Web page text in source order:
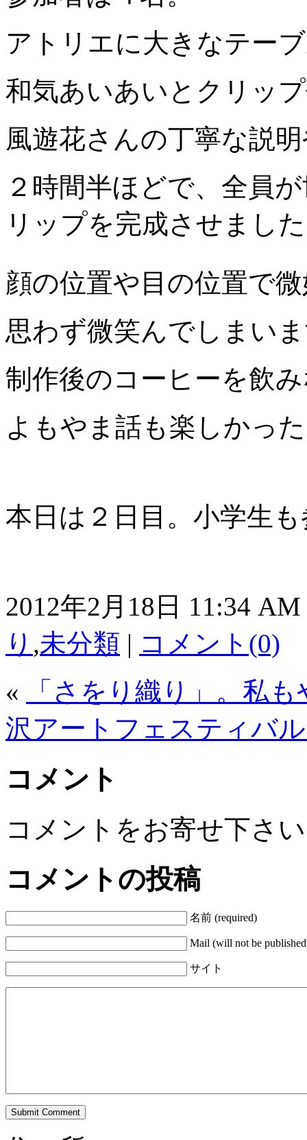
アトリエに大きなテー
和気あいあいとクリッ
風遊花さんの丁寧な説
２時間半ほどで、全員
リップを完成させまし
顔の位置や目の位置で
思わず微笑んでしまい
制作後のコーヒーを飲
よもやま話も楽しかっ
本日は２日目。小学生
2012年2月18日 11:34
り ,未分類 | コメント(0)
«
「さをり織り」。私
沢アートフェスティバ
コメント
コメントをお寄せ下さ
コメントの投稿
名前 (required)
Mail (will not be
サイト